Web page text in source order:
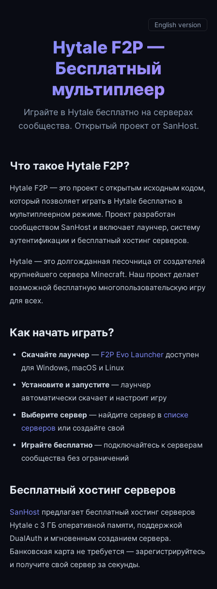
English version
Hytale F2P —
Бесплатный
мультиплеер
Играйте в Hytale бесплатно на серверах
сообщества. Открытый проект от SanHost.
Что такое Hytale F2P?
Hytale F2P — это проект с открытым исходным кодом,
который позволяет играть в Hytale бесплатно в
мультиплеерном режиме. Проект разработан
сообществом SanHost и включает лаунчер, систему
аутентификации и бесплатный хостинг серверов.
Hytale — это долгожданная песочница от создателей
крупнейшего сервера Minecraft. Наш проект делает
возможной бесплатную многопользовательскую игру
для всех.
Как начать играть?
Скачайте лаунчер — F2P Evo Launcher доступен
для Windows, macOS и Linux
Установите и запустите — лаунчер
автоматически скачает и настроит игру
Выберите сервер — найдите сервер в списке
серверов или создайте свой
Играйте бесплатно — подключайтесь к серверам
сообщества без ограничений
Бесплатный хостинг серверов
SanHost предлагает бесплатный хостинг серверов
Hytale с 3 ГБ оперативной памяти, поддержкой
DualAuth и мгновенным созданием сервера.
Банковская карта не требуется — зарегистрируйтесь
и получите свой сервер за секунды.